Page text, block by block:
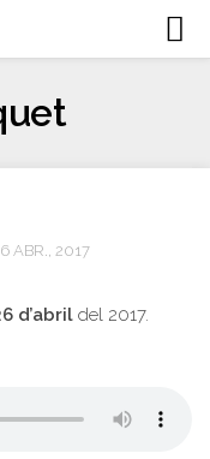
ABR., 2017
d’abril del 2017.